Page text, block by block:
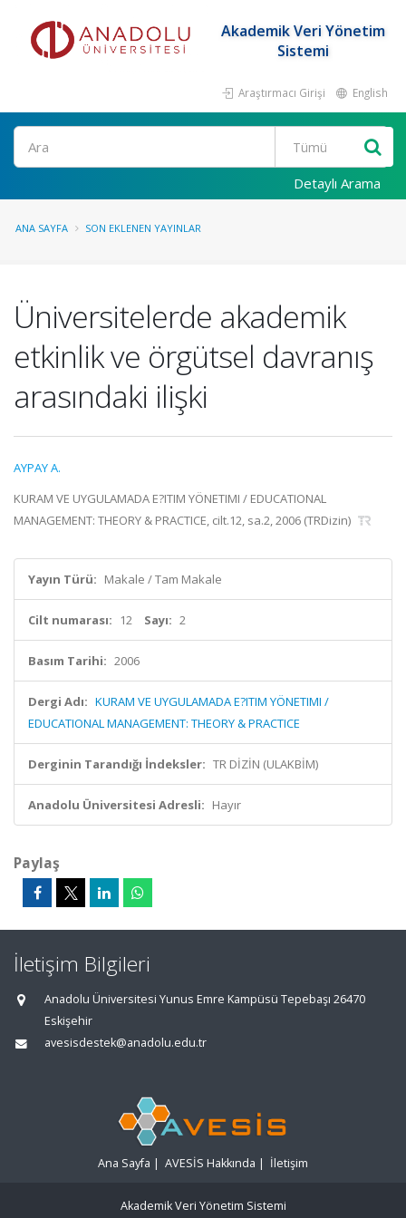
Akademik Veri Yönetim
Sistemi
Araştırmacı Girişi English
Ara
Detaylı Arama
ANA SAYFA SON EKLENEN YAYINLAR
Üniversitelerde akademik
etkinlik ve örgütsel davranış
arasındaki ilişki
AYPAY A.
KURAM VE UYGULAMADA E?ITIM YÖNETIMI / EDUCATIONAL
MANAGEMENT: THEORY & PRACTICE, cilt.12, sa.2, 2006 (TRDizin)
Yayın Türü: Makale / Tam Makale
Cilt numarası: 12 Sayı: 2
Basım Tarihi: 2006
Dergi Adı: KURAM VE UYGULAMADA E?ITIM YÖNETIMI /
EDUCATIONAL MANAGEMENT: THEORY & PRACTICE
Derginin Tarandığı İndeksler: TR DİZİN (ULAKBİM)
Anadolu Üniversitesi Adresli: Hayır
Paylaş
İletişim Bilgileri
Anadolu Üniversitesi Yunus Emre Kampüsü Tepebaşı 26470
Eskişehir
avesisdestek@anadolu.edu.tr
Ana Sayfa | AVESİS Hakkında | İletişim
Akademik Veri Yönetim Sistemi